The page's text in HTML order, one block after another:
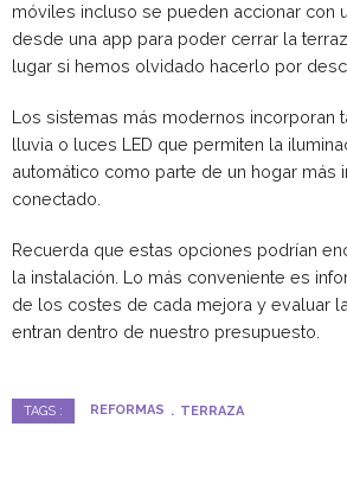
móviles incluso se pueden accionar con
desde una app para poder cerrar la
lugar si hemos olvidado hacerlo por
Los sistemas más modernos incorporan
lluvia o luces LED que permiten la
automático como parte de un hogar más
conectado.
Recuerda que estas opciones podrían
la instalación. Lo más conveniente es
de los costes de cada mejora y evaluar
entran dentro de nuestro presupuesto.
TAGS : REFORMAS TERRAZA